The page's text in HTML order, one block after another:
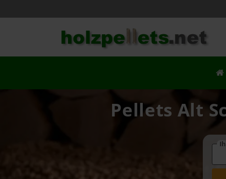
Pellets Alt